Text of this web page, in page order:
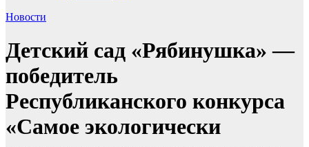
Новости
Детский сад «Рябинушка» —
победитель
Республиканского конкурса
«Самое экологически